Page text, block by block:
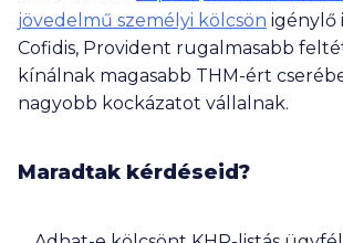
jövedelmű személyi kölcsön igénylő
Cofidis, Provident rugalmasabb
kínálnak magasabb THM-ért
nagyobb kockázatot vállalnak.
Maradtak kérdéseid?